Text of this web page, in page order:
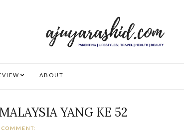
ABOUT
YANG KE 52
COMMENT: